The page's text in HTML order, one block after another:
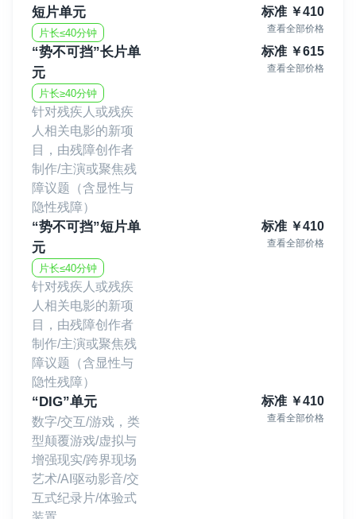
短片单元
片长≤40分钟
标准 ￥410
查看全部价格
“势不可挡”长片单
元
片长≥40分钟
针对残疾人或残疾
人相关电影的新项
目，由残障创作者
制作/主演或聚焦残
障议题（含显性与
隐性残障）
标准 ￥615
查看全部价格
“势不可挡”短片单
元
片长≤40分钟
针对残疾人或残疾
人相关电影的新项
目，由残障创作者
制作/主演或聚焦残
障议题（含显性与
隐性残障）
标准 ￥410
查看全部价格
“DIG”单元
数字/交互/游戏，类
型颠覆游戏/虚拟与
增强现实/跨界现场
艺术/AI驱动影音/交
互式纪录片/体验式
标准 ￥410
查看全部价格